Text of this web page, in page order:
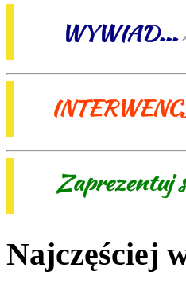
Najczęściej